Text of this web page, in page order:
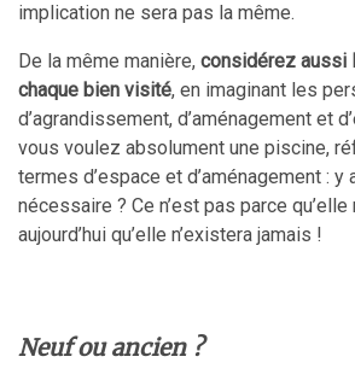
implication ne sera pas la même.
De la même manière, considérez aussi
chaque bien visité, en imaginant les
d’agrandissement, d’aménagement et
vous voulez absolument une piscine,
termes d’espace et d’aménagement :
nécessaire ? Ce n’est pas parce qu’elle
aujourd’hui qu’elle n’existera jamais !
Neuf ou ancien ?